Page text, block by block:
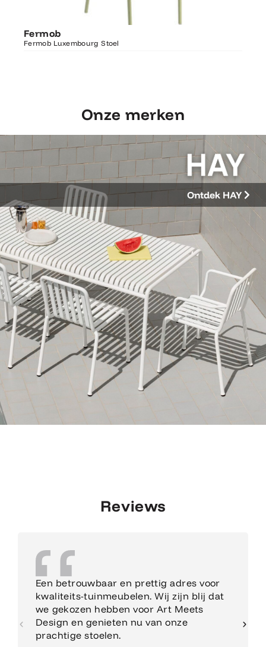
Fermob
Fermob Luxembourg Stoel
Ontdek Fermob
Luxembourg Stoel
Onze merken
Ontdek HAY
Reviews
Een betrouwbaar en prettig adres voor
kwaliteits-tuinmeubelen. Wij zijn blij dat
we gekozen hebben voor Art Meets
Design en genieten nu van onze
prachtige stoelen.